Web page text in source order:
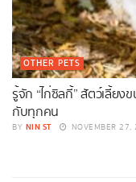
OTHER PETS
รู้จัก “ไก่ซิลกี้” สัตว์เลี้ย
กับทุกคน
BY NIN ST NOVEMBER 27,